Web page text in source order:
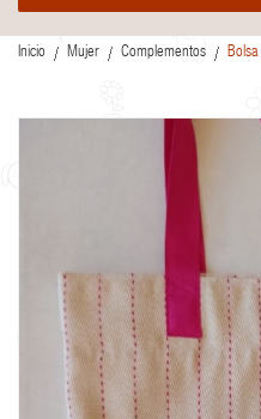
Inicio Mujer Complementos